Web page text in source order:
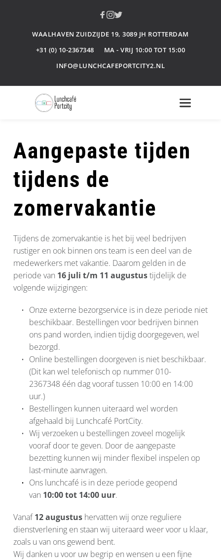
WAALHAVEN ZUIDZIJDE 19, 3089 JH ROTTERDAM
+31 (0) 10-2367348
MA - VRIJ 10:00 TOT 15:00
INFO@LUNCHCAFEPORTCITY2.NL
Aangepaste tijden
tijdens de
zomervakantie
Tijdens de zomervakantie is het bij veel bedrijven
rustiger en ook binnen ons team is een deel van de
medewerkers met vakantie. Daarom gelden in de
periode van 16 juli t/m 11 augustus tijdelijk de
volgende wijzigingen:
Onze externe bezorgservice is in deze periode niet
beschikbaar. Bestellingen voor bedrijven binnen
ons pand worden, indien tijdig doorgegeven, wel
bezorgd.
Online bestellingen doorgeven is niet beschikbaar.
(Dit kan wel telefonisch op nummer 010-
2367348 één dag vooraf tussen 10:00 en 14:00
uur.)
Bestellingen kunnen uiteraard wel worden
afgehaald bij Lunchcafé PortCity.
Wij verzoeken u bestellingen zoveel mogelijk
vooraf door te geven. Door de aangepaste
bezetting kunnen wij minder flexibel inspelen op
last-minute aanvragen.
Ons lunchcafé is in deze periode geopend
van 10:00 tot 14:00 uur.
Vanaf 12 augustus hervatten wij onze reguliere
dienstverlening en staan wij uiteraard weer voor u klaar,
zoals u van ons gewend bent.
Wij danken u voor uw begrip en wensen u een fijne